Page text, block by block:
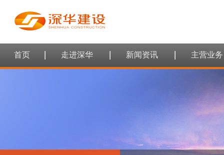
首页 走进深华 新闻资讯 主营业务